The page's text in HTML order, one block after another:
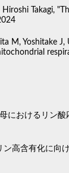
Takagi,
M, Yoshitake
におけるリン
高含有化に向